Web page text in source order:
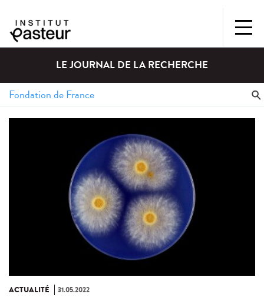
LE JOURNAL DE LA RECHERCHE
ACTUALITÉ 31.05.2022